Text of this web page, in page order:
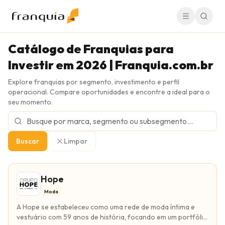
Catálogo de Franquias para
Investir em 2026 | Franquia.com.br
Explore franquias por segmento, investimento e perfil
operacional. Compare oportunidades e encontre a ideal para o
seu momento.
Buscar Limpar
Franquias disponíveis
Hope
Moda
A Hope se estabeleceu como uma rede de moda íntima e
vestuário com 59 anos de história, focando em um portfólio